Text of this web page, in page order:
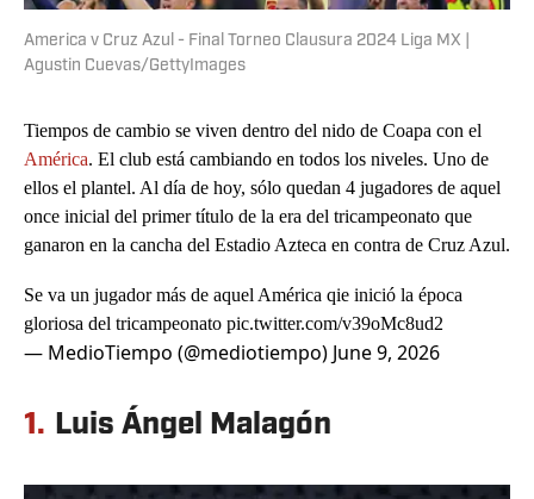
America v Cruz Azul - Final Torneo Clausura 2024 Liga MX |
Agustin Cuevas/GettyImages
Tiempos de cambio se viven dentro del nido de Coapa con el
América. El club está cambiando en todos los niveles. Uno de
ellos el plantel. Al día de hoy, sólo quedan 4 jugadores de aquel
once inicial del primer título de la era del tricampeonato que
ganaron en la cancha del Estadio Azteca en contra de Cruz Azul.
Se va un jugador más de aquel América qie inició la época
gloriosa del tricampeonato pic.twitter.com/v39oMc8ud2
— MedioTiempo (@mediotiempo) June 9, 2026
1. Luis Ángel Malagón